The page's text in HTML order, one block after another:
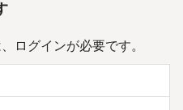
ログインが必要です。